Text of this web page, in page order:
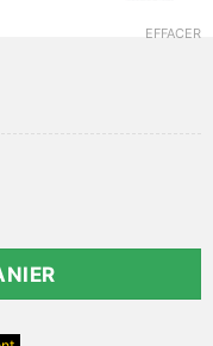
EFFACER
OSHIONER